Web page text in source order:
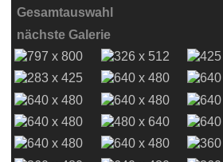
Gesamtauswahl
nächste Galerie